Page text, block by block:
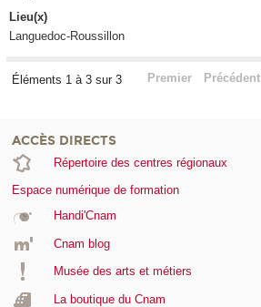
Lieu(x)
Languedoc-Roussillon
Éléments 1 à 3 sur 3 Premier Précédent
ACCÈS DIRECTS
Répertoire des centres régionaux
Espace numérique de formation
Handi'Cnam
Cnam blog
Musée des arts et métiers
La boutique du Cnam